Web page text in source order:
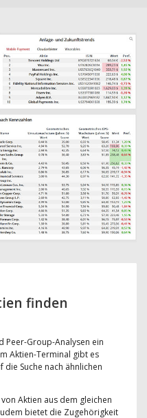
finden
Peer-Group-Analysen ein
Aktien-Terminal gibt es
die Suche nach ähnlichen
Aktien aus dem gleichen
bietet die Zugehörigkeit